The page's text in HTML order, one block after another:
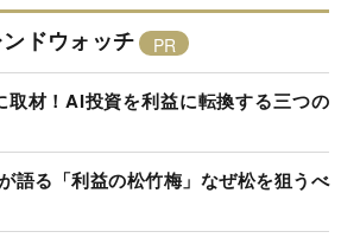
ンドウォッチ
材！AI投資を利益に転換する三つの
語る「利益の松竹梅」なぜ松を狙うべ